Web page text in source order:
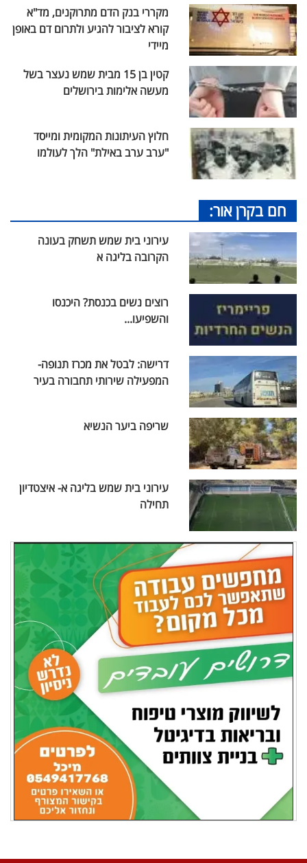
מקררי בנק הדם מתרוקנים, מד"א
קורא לציבור להגיע ולתרום דם באופן
מיידי
קטין בן 15 מבית שמש נעצר בשל
מעשה אלימות בירושלים
חלוץ העיתונות המקומית ומייסד
"ערב ערב באילת" הלך לעולמו
חם בקרן אור:
עירוני בית שמש תשחק בעונה
הקרובה בליגה א
רוצים נשים בכנסת? היכנסו
והשפיעו...
דרישה: לבטל את מכרז תנופה-
המפעילה שירותי תחבורה בעיר
שריפה ביער הנשיא
עירוני בית שמש בליגה א- איצטדיון
תחילה